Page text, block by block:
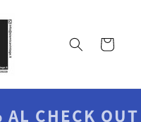
Carrello
AL CHECK OUT